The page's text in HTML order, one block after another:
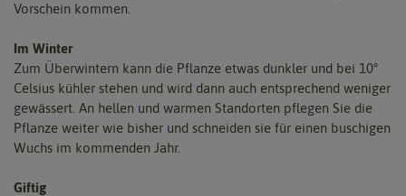
Vorschein kommen.
Im Winter
Zum Überwintern kann die Pflanze etwas dunkler und bei 10°
Celsius kühler stehen und wird dann auch entsprechend weniger
gewässert. An hellen und warmen Standorten pflegen Sie die
Pflanze weiter wie bisher und schneiden sie für einen buschigen
Wuchs im kommenden Jahr.
Giftig